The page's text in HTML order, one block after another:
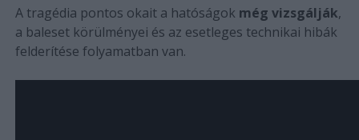
A tragédia pontos okait a hatóságok még vizsgálják,
a baleset körülményei és az esetleges technikai hibák
felderítése folyamatban van.